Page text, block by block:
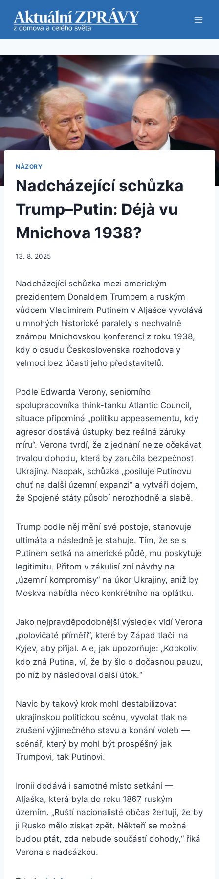
obsah
NÁZORY
Nadcházející schůzka
Trump–Putin: Déjà vu
Mnichova 1938?
13. 8. 2025
Nadcházející schůzka mezi americkým
prezidentem Donaldem Trumpem a ruským
vůdcem Vladimirem Putinem v Aljašce vyvolává
u mnohých historické paralely s nechvalně
známou Mnichovskou konferencí z roku 1938,
kdy o osudu Československa rozhodovaly
velmoci bez účasti jeho představitelů.
Podle Edwarda Verony, seniorního
spolupracovníka think-tanku Atlantic Council,
situace připomíná „politiku appeasementu, kdy
agresor dostává ústupky bez reálné záruky
míru“. Verona tvrdí, že z jednání nelze očekávat
trvalou dohodu, která by zaručila bezpečnost
Ukrajiny. Naopak, schůzka „posiluje Putinovu
chuť na další územní expanzi“ a vytváří dojem,
že Spojené státy působí nerozhodně a slabě.
Trump podle něj mění své postoje, stanovuje
ultimáta a následně je stahuje. Tím, že se s
Putinem setká na americké půdě, mu poskytuje
legitimitu. Přitom v zákulisí zní návrhy na
„územní kompromisy“ na úkor Ukrajiny, aniž by
Moskva nabídla něco konkrétního na oplátku.
Jako nejpravděpodobnější výsledek vidí Verona
„polovičaté příměří“, které by Západ tlačil na
Kyjev, aby přijal. Ale, jak upozorňuje: „Kdokoliv,
kdo zná Putina, ví, že by šlo o dočasnou pauzu,
po níž by následoval další útok.“
Navíc by takový krok mohl destabilizovat
ukrajinskou politickou scénu, vyvolat tlak na
zrušení výjimečného stavu a konání voleb —
scénář, který by mohl být prospěšný jak
Trumpovi, tak Putinovi.
Ironii dodává i samotné místo setkání —
Aljaška, která byla do roku 1867 ruským
územím. „Ruští nacionalisté občas žertují, že by
ji Rusko mělo získat zpět. Někteří se možná
budou ptát, zda nebude součástí dohody,“ říká
Verona s nadsázkou.